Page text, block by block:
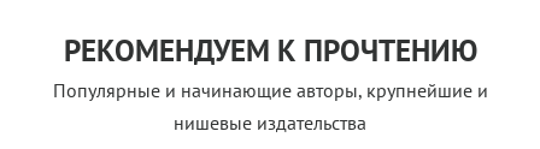
РЕКОМЕНДУЕМ К ПРОЧТЕНИЮ
Популярные и начинающие авторы, крупнейшие и
нишевые издательства